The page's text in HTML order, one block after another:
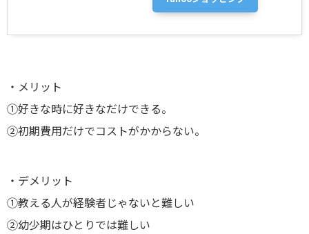
・メリット
①好きな時に好きなだけできる。
②初期費用だけでコストがかからない。
・デメリット
①教える人が経験者じゃないと難しい
②幼少期はひとりでは難しい